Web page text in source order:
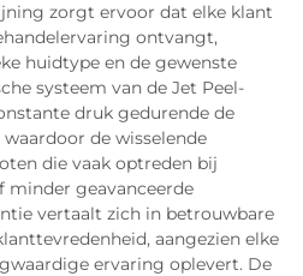
zorgt ervoor dat elke klant
ontvangt,
huidtype en de gewenste
systeem van de Jet Peel-
druk gedurende de
de wisselende
die vaak optreden bij
minder geavanceerde
vertaalt zich in betrouwbare
aangezien elke
ervaring oplevert. De